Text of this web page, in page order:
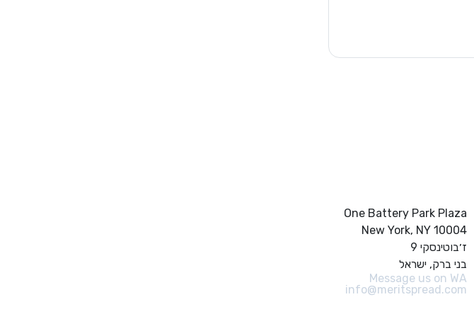
One Battery Park Plaza
New York, NY 10004
ז׳בוטינסקי 9
בני ברק, ישראל
Message us on WA
info@meritspread.com